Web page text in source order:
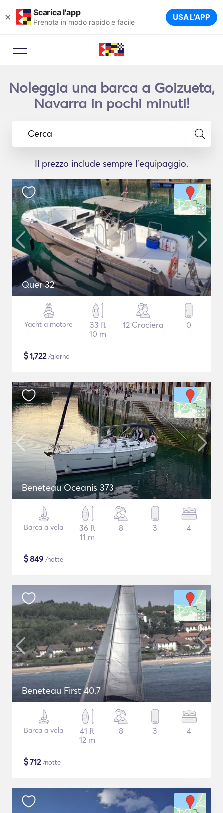
× Scarica l'app
Prenota in modo rapido e facile USA L'APP
Noleggia una barca a Goizueta,
Navarra in pochi minuti!
Cerca
Il prezzo include sempre l'equipaggio.
Quer 32
Yacht a motore
33 ft
10 m
12 Crociera 0
$1,722/giorno
Beneteau Oceanis 373
Barca a vela
36 ft
11 m
8 3 4
$849 /notte
Beneteau First 40.7
Barca a vela
41 ft
12 m
8 3 4
$712/notte